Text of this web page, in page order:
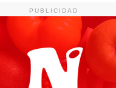
PUBLICIDAD